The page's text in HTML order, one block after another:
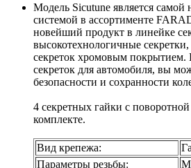
Модель Sicutune является
системой в ассортименте
новейший продукт в линейке
высокотехнологичные
секреток хромовым покрытием.
секреток для автомобиля, вы
безопасности и сохранности
4 секретных гайки с
комплекте.
Вид крепежа:
Параметры резьбы: